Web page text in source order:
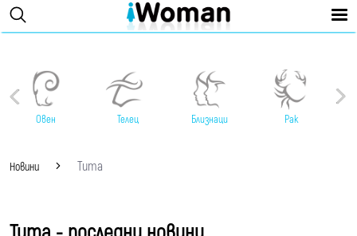
Овен Телец Близнаци Рак
Новини Тита